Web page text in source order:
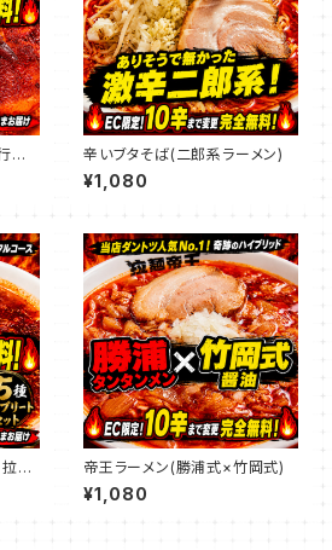
列
メ
ま
辛いブタそば(二郎系ラーメン)
¥1,080
拉麺
フ
で
帝王ラーメン(勝浦式×竹岡式)
¥1,080